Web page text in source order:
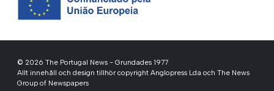
© 2026 The Portugal News - Grundades 1977
Allt innehåll och design tillhör copyright Anglopress Lda och The News
Group of Newspapers